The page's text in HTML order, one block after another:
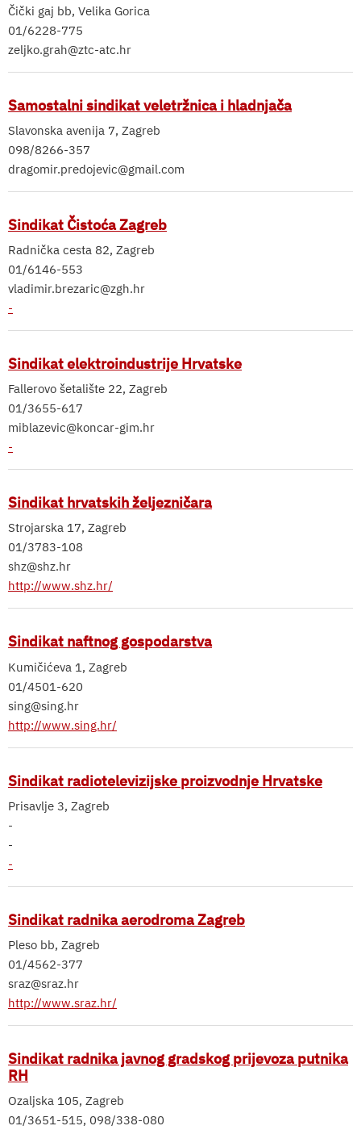
Čički gaj bb, Velika Gorica
01/6228-775
zeljko.grah@ztc-atc.hr
Samostalni sindikat veletržnica i hladnjača
Slavonska avenija 7, Zagreb
098/8266-357
dragomir.predojevic@gmail.com
Sindikat Čistoća Zagreb
Radnička cesta 82, Zagreb
01/6146-553
vladimir.brezaric@zgh.hr
-
Sindikat elektroindustrije Hrvatske
Fallerovo šetalište 22, Zagreb
01/3655-617
miblazevic@koncar-gim.hr
-
Sindikat hrvatskih željezničara
Strojarska 17, Zagreb
01/3783-108
shz@shz.hr
http://www.shz.hr/
Sindikat naftnog gospodarstva
Kumičićeva 1, Zagreb
01/4501-620
sing@sing.hr
http://www.sing.hr/
Sindikat radiotelevizijske proizvodnje Hrvatske
Prisavlje 3, Zagreb
-
-
-
Sindikat radnika aerodroma Zagreb
Pleso bb, Zagreb
01/4562-377
sraz@sraz.hr
http://www.sraz.hr/
Sindikat radnika javnog gradskog prijevoza putnika
RH
Ozaljska 105, Zagreb
01/3651-515, 098/338-080